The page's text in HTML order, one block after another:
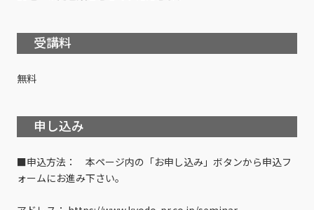
受講料
無料
申し込み
■申込方法： 本ページ内の「お申し込み」ボタンから申込フ
ォームにお進み下さい。